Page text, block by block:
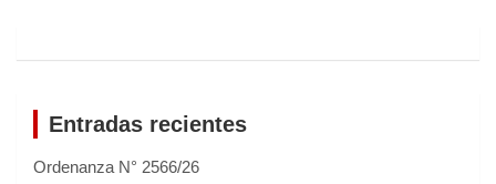
Entradas recientes
Ordenanza N° 2566/26